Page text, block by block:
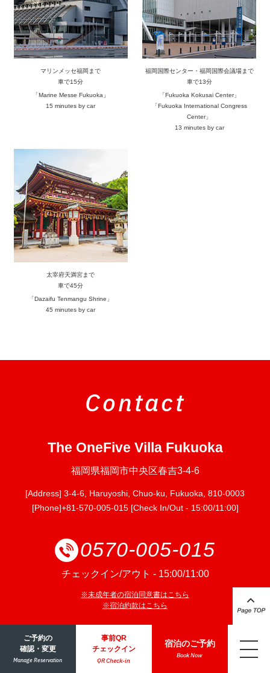
ご予約の
確認・変更
Manage Reservation
事前QR
チェックイン
QR Check-in
宿泊のご予約
Book Now
マリンメッセ福岡まで
車で15分
「Marine Messe Fukuoka」
15 minutes by car
福岡国際センター・福岡国際会議場まで
車で13分
「Fukuoka Kokusai Center」
「Fukuoka International Congress
Center」
13 minutes by car
太宰府天満宮まで
車で45分
「Dazaifu Tenmangu Shrine」
45 minutes by car
Contact
The OneFive Villa Fukuoka
福岡県福岡市中央区春吉3-4-6
[Address] 3-4-6, Haruyoshi, Chuo-ku, Fukuoka, 810-0003
[Phone]+81-570-005-015 [Check In/Out - 15:00/11:00]
0570-005-015
チェックイン/アウト - 15:00/11:00
※未成年者の宿泊同意書はこちら
※宿泊約款はこちら
会社案内